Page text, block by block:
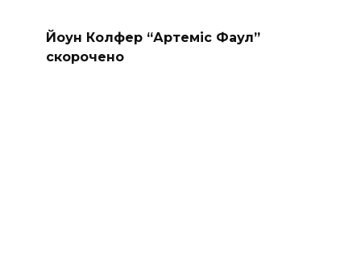
Йоун Колфер “Артеміс Фаул”
скорочено